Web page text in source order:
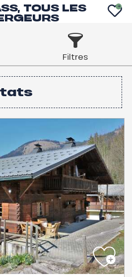
TOUS LES
Filtres